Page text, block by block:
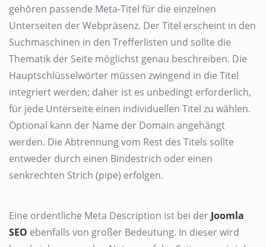
gehören passende Meta-Titel für die einzelnen
Unterseiten der Webpräsenz. Der Titel erscheint in den
Suchmaschinen in den Trefferlisten und sollte die
Thematik der Seite möglichst genau beschreiben. Die
Hauptschlüsselwörter müssen zwingend in die Titel
integriert werden; daher ist es unbedingt erforderlich,
für jede Unterseite einen individuellen Titel zu wählen.
Optional kann der Name der Domain angehängt
werden. Die Abtrennung vom Rest des Titels sollte
entweder durch einen Bindestrich oder einen
senkrechten Strich (pipe) erfolgen.
Eine ordentliche Meta Description ist bei der Joomla
SEO ebenfalls von großer Bedeutung. In dieser wird